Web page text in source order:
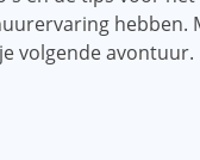
hebben.
volgende avontuur.